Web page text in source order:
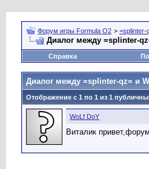
Форум игры Formula O2 > =splinter-
Диалог между =splinter-
Справка
Диалог между =splinter-qz= и
Отображение с 1 по 1 из 1
WoLf DoY
Виталик